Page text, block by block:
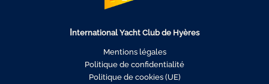
International Yacht Club de Hyères
Mentions légales
Politique de confidentialité
Politique de cookies (UE)